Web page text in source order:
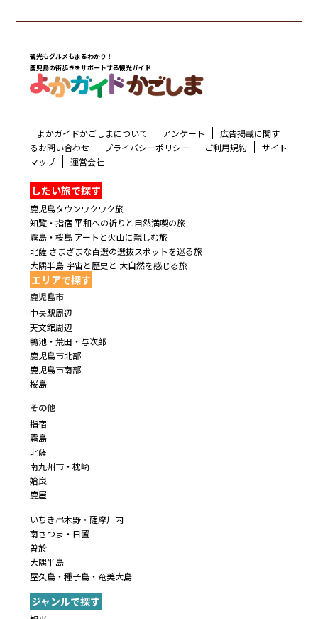
観光もグルメもまるわかり！
鹿児島の街歩きをサポートする観光ガイド
よかガイドかごしまについて アンケート
広告掲載に関す
るお問い合わせ
プライバシーポリシー ご利用規約
サイト
マップ
運営会社
したい旅で探す
鹿児島タウンワクワク旅
知覧・指宿 平和への祈りと自然満喫の旅
霧島・桜島 アートと火山に親しむ旅
北薩 さまざまな百選の選抜スポットを巡る旅
大隅半島 宇宙と歴史と 大自然を感じる旅
エリアで探す
鹿児島市
中央駅周辺
天文館周辺
鴨池・荒田・与次郎
鹿児島市北部
鹿児島市南部
桜島
その他
指宿
霧島
北薩
南九州市・枕崎
姶良
鹿屋
いちき串木野・薩摩川内
南さつま・日置
曽於
大隅半島
屋久島・種子島・奄美大島
ジャンルで探す